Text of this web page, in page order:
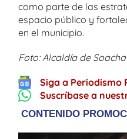
como parte de las
espacio público y
en el municipio.
Foto: Alcaldía de Soacha
Siga a Periodismo
Suscríbase a